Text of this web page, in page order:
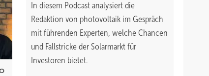
In diesem Podcast analysiert die
Redaktion von photovoltaik im Gespräch
mit führenden Experten, welche Chancen
und Fallstricke der Solarmarkt für
Investoren bietet.